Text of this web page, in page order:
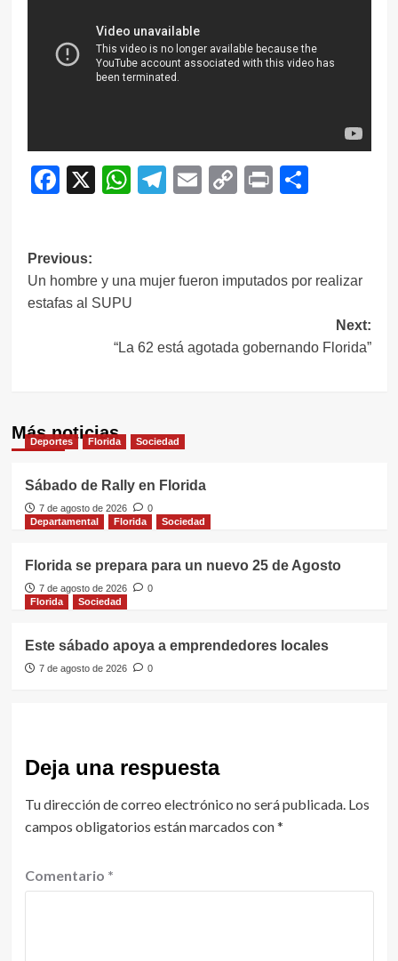
Facebook
X WhatsApp
Telegram
EmailCopy
Print
Navegación
de
Previous:
Un hombre y una mujer fueron imputados por realizar
estafas al SUPU
Next:
“La 62 está agotada gobernando Florida”
Más noticias
Deportes Florida Sociedad
Sábado de Rally en Florida
7 de agosto de 2026
0
Departamental
Florida Sociedad
Florida se prepara para un nuevo 25 de Agosto
7 de agosto de 2026
0
Florida
Sociedad
Este sábado apoya a emprendedores locales
7 de agosto de 2026 0
Deja una respuesta
Tu dirección de correo electrónico no será publicada. Los
campos obligatorios están marcados con*
Comentario *